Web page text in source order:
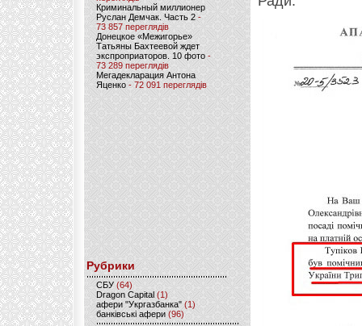
Криминальный миллионер
Руслан Демчак. Часть 2-
73 857 переглядів
Донецкое «Межигорье»
Татьяны Бахтеевой ждет
экспроприаторов. 10 фото -
73 289 переглядів
Мегадекларация Антона
Яценко - 72 091 переглядів
Рубрики
CБУ (64)
Dragon Capital (1)
афери "Укргазбанка" (1)
банківські афери (96)